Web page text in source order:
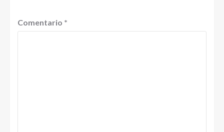
Comentario *